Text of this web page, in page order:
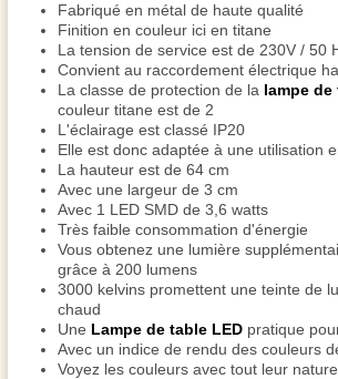
Fabriqué en métal de haute qualité
Finition en couleur ici en titane
La tension de service est de 230V / 50
Convient au raccordement électrique
La classe de protection de la lampe de
couleur titane est de 2
L'éclairage est classé IP20
Elle est donc adaptée à une utilisation
La hauteur est de 64 cm
Avec une largeur de 3 cm
Avec 1 LED SMD de 3,6 watts
Très faible consommation d'énergie
Vous obtenez une lumière
grâce à 200 lumens
3000 kelvins promettent une teinte de
chaud
Une Lampe de table LED pratique
Avec un indice de rendu des couleurs
Voyez les couleurs avec tout leur